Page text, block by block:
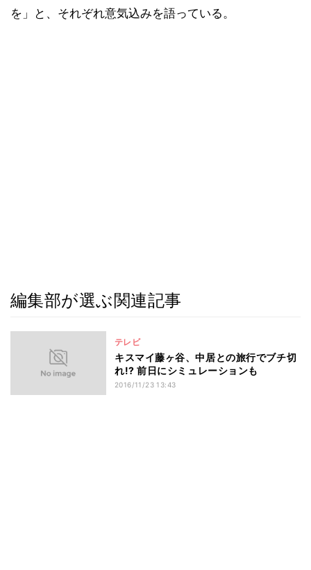
を」と、それぞれ意気込みを語っている。
編集部が選ぶ関連記事
テレビ
キスマイ藤ヶ谷、中居との旅行でブチ切
れ!? 前日にシミュレーションも
2016/11/23 13:43